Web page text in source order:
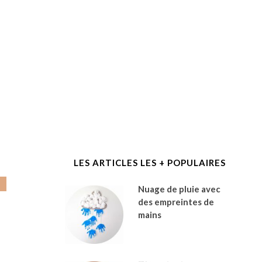
LES ARTICLES LES + POPULAIRES
Nuage de pluie avec
des empreintes de
mains